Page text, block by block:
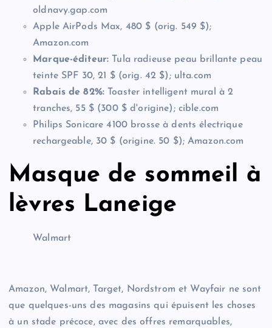
oldnavy.gap.com
Apple AirPods Max, 480 $ (orig. 549 $);
Amazon.com
Marque-éditeur: Tula radieuse peau brillante peau
teinte SPF 30, 21 $ (orig. 42 $); ulta.com
Rabais de 82%: Toaster intelligent mural à 2
tranches, 55 $ (300 $ d'origine); cible.com
Philips Sonicare 4100 brosse à dents électrique
rechargeable, 30 $ (origine. 50 $); Amazon.com
Masque de sommeil à
lèvres Laneige
Walmart
Amazon, Walmart, Target, Nordstrom et Wayfair ne sont
que quelques-uns des magasins qui épuisent les choses
à un stade précoce, avec des offres remarquables,